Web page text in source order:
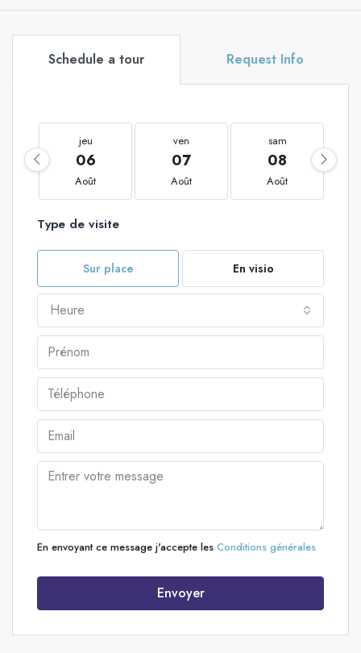
Schedule a tour Request Info
jeu
06
Août
ven
07
Août
sam
08
Août
Type de visite
Sur place En visio
Heure
En envoyant ce message j'accepte les Conditions générales
Envoyer